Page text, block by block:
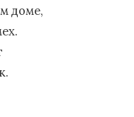
доме,